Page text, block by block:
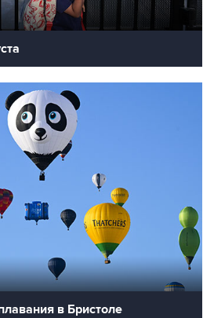
в Бристоле